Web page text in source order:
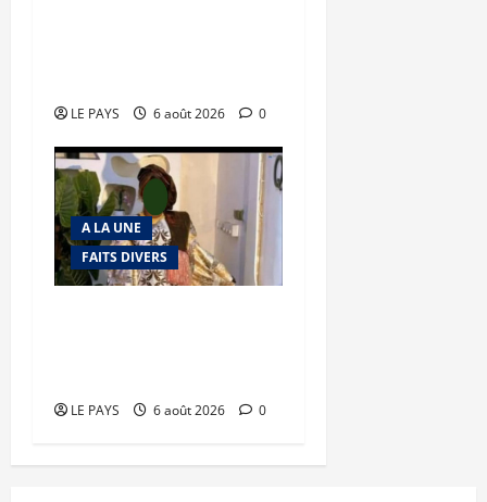
LE PAYS 6 août 2026 0
A LA UNE
FAITS DIVERS
LE PAYS 6 août 2026 0